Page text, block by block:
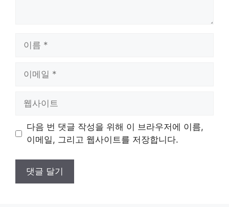
트
다음 번 댓글 작성을 위해 이 브라우저에 이름,
이메일, 그리고 웹사이트를 저장합니다.